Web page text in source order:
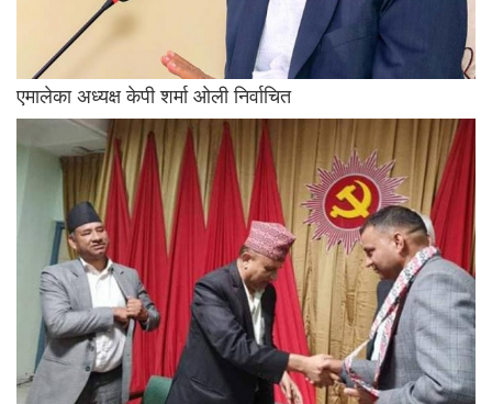
एमालेका अध्यक्ष केपी शर्मा ओली निर्वाचित